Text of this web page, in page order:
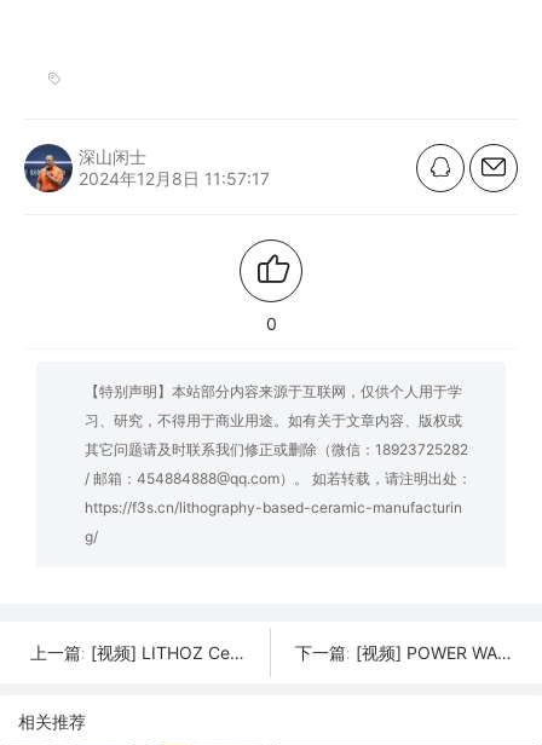
深山闲士
2024年12月8日 11:57:17
0
【特别声明】本站部分内容来源于互联网，仅供个人用于学
习、研究，不得用于商业用途。如有关于文章内容、版权或
其它问题请及时联系我们修正或删除（微信：18923725282
/ 邮箱：454884888@qq.com）。 如若转载，请注明出处：
https://f3s.cn/lithography-based-ceramic-manufacturin
g/
上一篇: [视频] LITHOZ CeraFab System S320：中型陶瓷部件批量生产的3D打印机 下一篇: [视频] POWER WASP 45 HDP：新款大型45度打印FGF颗粒3D打印机
相关推荐